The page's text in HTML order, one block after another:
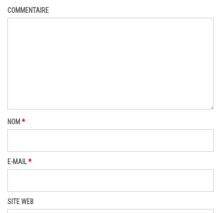
COMMENTAIRE
NOM *
E-MAIL*
SITE WEB